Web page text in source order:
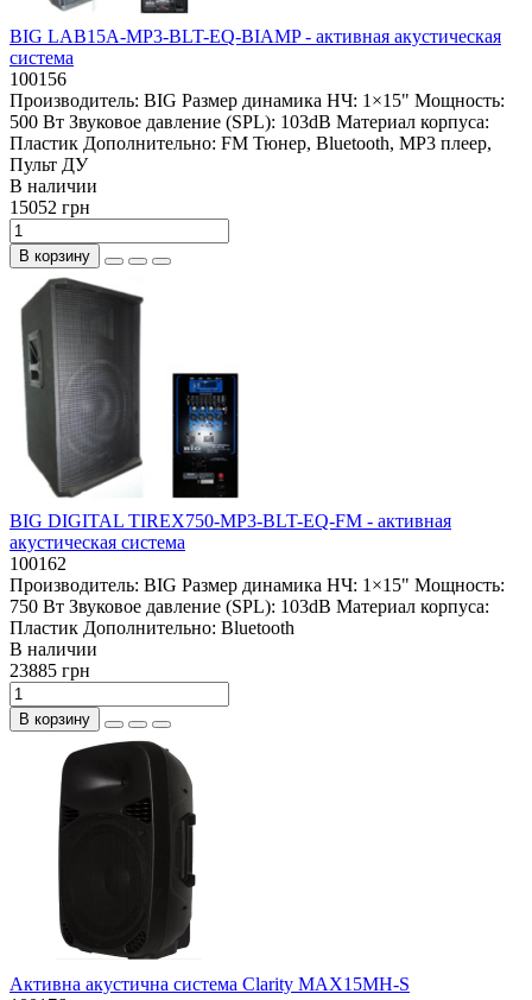
BIG LAB15A-MP3-BLT-EQ-BIAMP - активная акустическая
система
100156
Производитель: BIG Размер динамика НЧ: 1×15" Мощность:
500 Вт Звуковое давление (SPL): 103dB Материал корпуса:
Пластик Дополнительно: FM Тюнер, Bluetooth, MP3 плеер,
Пульт ДУ
В наличии
15052 грн
В корзину
BIG DIGITAL TIREX750-MP3-BLT-EQ-FM - активная
акустическая система
100162
Производитель: BIG Размер динамика НЧ: 1×15" Мощность:
750 Вт Звуковое давление (SPL): 103dB Материал корпуса:
Пластик Дополнительно: Bluetooth
В наличии
23885 грн
В корзину
Активна акустична система Clarity MAX15MH-S